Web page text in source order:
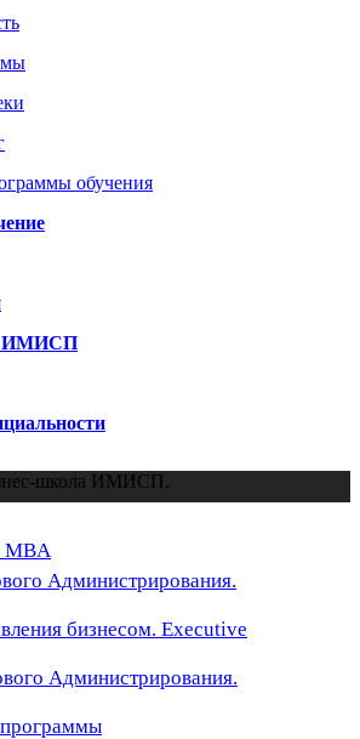
обучения
ИМИСП
школа ИМИСП.
MBA
Администрирования.
бизнесом. Executive
Администрирования.